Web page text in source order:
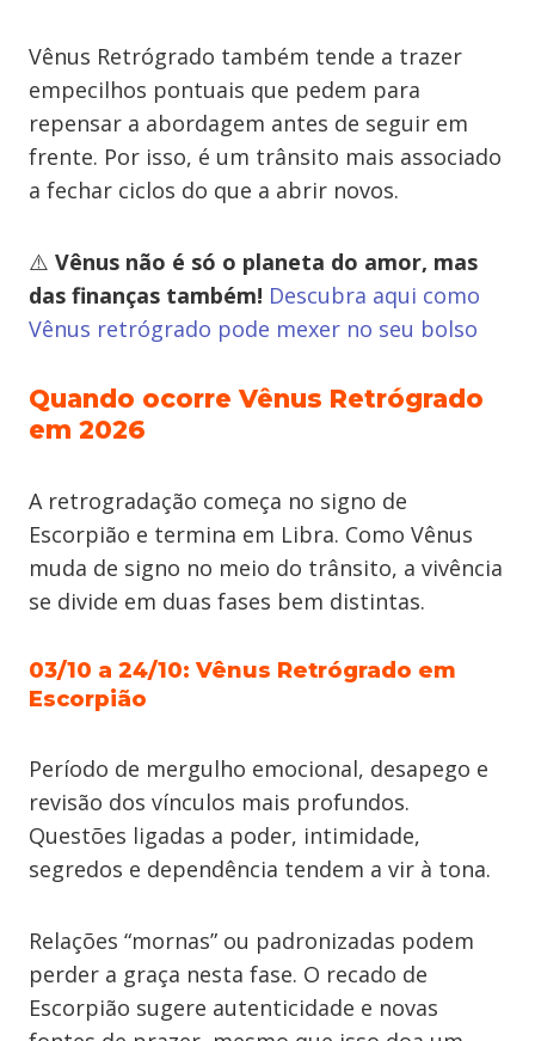
Vênus Retrógrado também tende a trazer
empecilhos pontuais que pedem para
repensar a abordagem antes de seguir em
frente. Por isso, é um trânsito mais associado
a fechar ciclos do que a abrir novos.
⚠️ Vênus não é só o planeta do amor, mas
das finanças também! Descubra aqui como
Vênus retrógrado pode mexer no seu bolso
Quando ocorre Vênus Retrógrado
em 2026
A retrogradação começa no signo de
Escorpião e termina em Libra. Como Vênus
muda de signo no meio do trânsito, a vivência
se divide em duas fases bem distintas.
03/10 a 24/10: Vênus Retrógrado em
Escorpião
Período de mergulho emocional, desapego e
revisão dos vínculos mais profundos.
Questões ligadas a poder, intimidade,
segredos e dependência tendem a vir à tona.
Relações “mornas” ou padronizadas podem
perder a graça nesta fase. O recado de
Escorpião sugere autenticidade e novas